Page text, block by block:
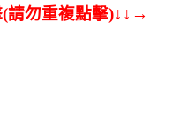
請勿重複點擊)↓↓→